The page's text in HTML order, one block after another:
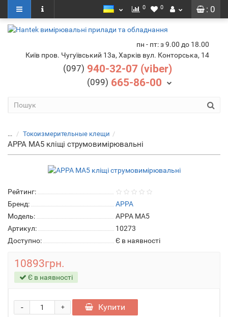
: 0
0 0
пн - пт: з 9.00 до 18.00
Київ пров. Чугуївський 13а, Харків вул. Конторська, 14
(097) 940-32-07 (viber)
(099) 665-86-00
... Токоизмерительные клещи
APPA MA5 кліщі струмовимірювальні
Рейтинг:
Бренд:
APPA
Модель:
APPA MA5
Артикул:
10273
Доступно:
Є в наявності
10893грн.
Є в наявності
+
- Купити